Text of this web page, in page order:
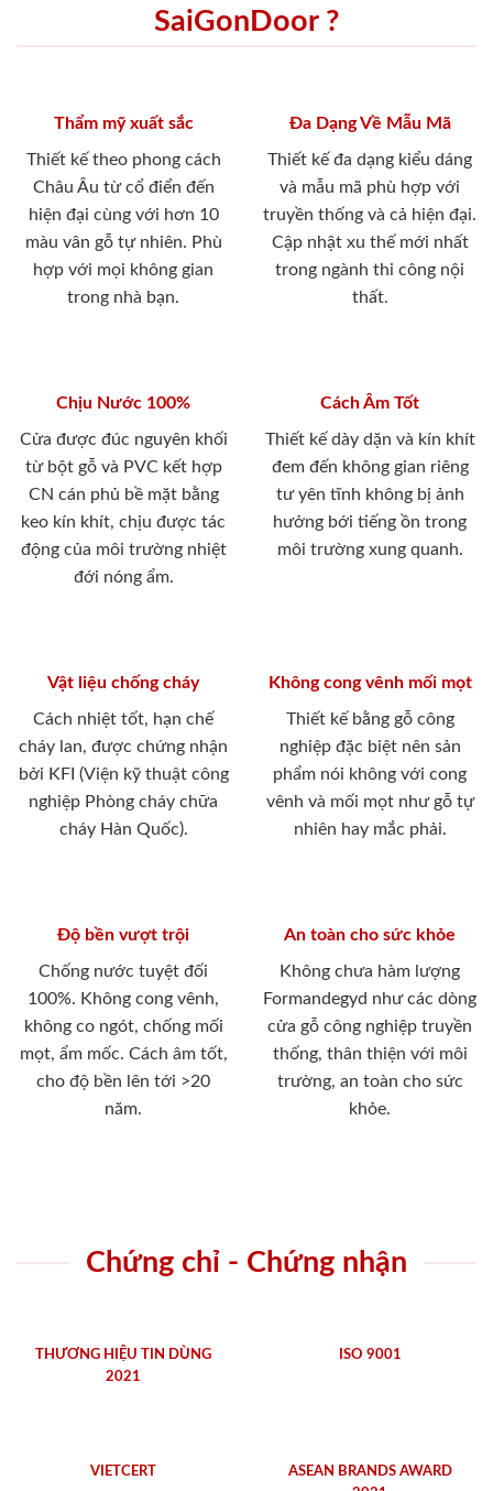
SaiGonDoor ?
Thẩm mỹ xuất sắc
Thiết kế theo phong cách
Châu Âu từ cổ điển đến
hiện đại cùng với hơn 10
màu vân gỗ tự nhiên. Phù
hợp với mọi không gian
trong nhà bạn.
Đa Dạng Về Mẫu Mã
Thiết kế đa dạng kiểu dáng
và mẫu mã phù hợp với
truyền thống và cả hiện đại.
Cập nhật xu thế mới nhất
trong ngành thi công nội
thất.
Chịu Nước 100%
Cửa được đúc nguyên khối
từ bột gỗ và PVC kết hợp
CN cán phủ bề mặt bằng
keo kín khít, chịu được tác
động của môi trường nhiệt
đới nóng ẩm.
Cách Âm Tốt
Thiết kế dày dặn và kín khít
đem đến không gian riêng
tư yên tĩnh không bị ảnh
hưởng bới tiếng ồn trong
môi trường xung quanh.
Vật liệu chống cháy
Cách nhiệt tốt, hạn chế
cháy lan, được chứng nhận
bởi KFI (Viện kỹ thuật công
nghiệp Phòng cháy chữa
cháy Hàn Quốc).
Không cong vênh mối mọt
Thiết kế bằng gỗ công
nghiệp đặc biệt nên sản
phẩm nói không với cong
vênh và mối mọt như gỗ tự
nhiên hay mắc phải.
Độ bền vượt trội
Chống nước tuyệt đối
100%. Không cong vênh,
không co ngót, chống mối
mọt, ẩm mốc. Cách âm tốt,
cho độ bền lên tới >20
năm.
An toàn cho sức khỏe
Không chưa hàm lượng
Formandegyd như các dòng
cửa gỗ công nghiệp truyền
thống, thân thiện với môi
trường, an toàn cho sức
khỏe.
Chứng chỉ - Chứng nhận
THƯƠNG HIỆU TIN DÙNG
2021
ISO 9001
VIETCERT
ASEAN BRANDS AWARD